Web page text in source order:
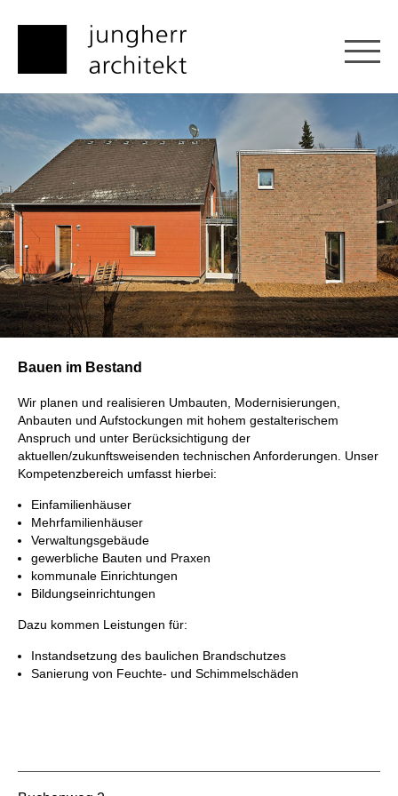
Bauen im Bestand
Wir planen und realisieren Umbauten, Modernisierungen,
Anbauten und Aufstockungen mit hohem gestalterischem
Anspruch und unter Berücksichtigung der
aktuellen/zukunftsweisenden technischen Anforderungen. Unser
Kompetenzbereich umfasst hierbei:
Einfamilienhäuser
Mehrfamilienhäuser
Verwaltungsgebäude
gewerbliche Bauten und Praxen
kommunale Einrichtungen
Bildungseinrichtungen
Dazu kommen Leistungen für:
Instandsetzung des baulichen Brandschutzes
Sanierung von Feuchte- und Schimmelschäden